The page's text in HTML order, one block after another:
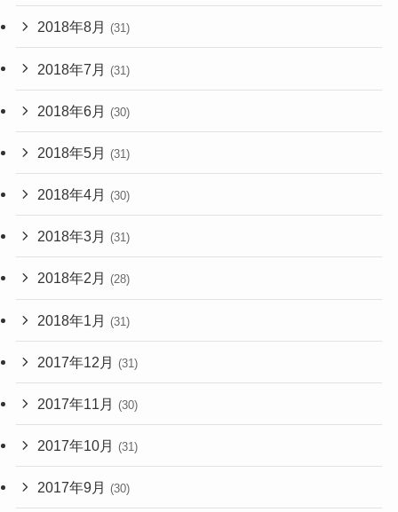
2018年8月 (31)
2018年7月 (31)
2018年6月 (30)
2018年5月 (31)
2018年4月 (30)
2018年3月 (31)
2018年2月 (28)
2018年1月 (31)
2017年12月 (31)
2017年11月 (30)
2017年10月 (31)
2017年9月 (30)